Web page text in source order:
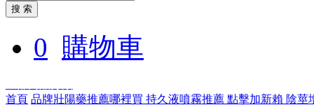
0 購物車
首頁 品牌壯陽藥推薦哪裡買 持久液噴霧推薦 點擊加新賴 陰莖